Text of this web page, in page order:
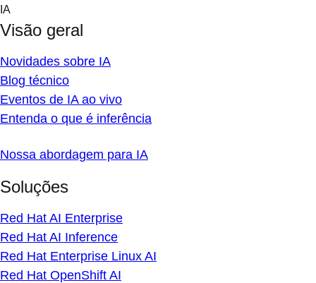
Skip
content
IA
Visão geral
Novidades sobre IA
Blog técnico
Eventos de IA ao vivo
Entenda o que é inferência
Nossa abordagem para IA
Soluções
Red Hat AI Enterprise
Red Hat AI Inference
Red Hat Enterprise Linux AI
Red Hat OpenShift AI